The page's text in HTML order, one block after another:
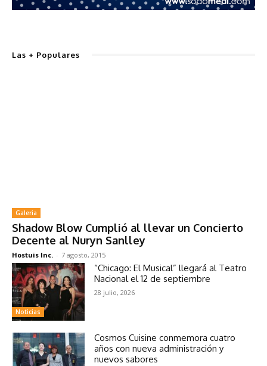
Las + Populares
Galeria
Shadow Blow Cumplió al llevar un Concierto
Decente al Nuryn Sanlley
Hostuis Inc. - 7 agosto, 2015
Noticias
“Chicago: El Musical” llegará al Teatro
Nacional el 12 de septiembre
28 julio, 2026
Cosmos Cuisine conmemora cuatro
años con nueva administración y
nuevos sabores